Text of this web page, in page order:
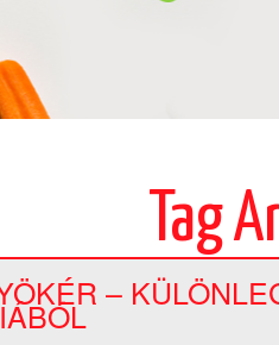
Tag
–